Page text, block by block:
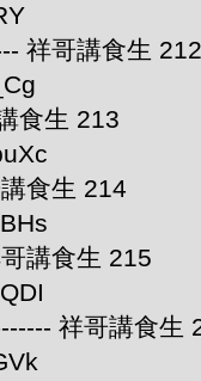
祥哥講食生 212
食生 213
食生 214
講食生 215
祥哥講食生